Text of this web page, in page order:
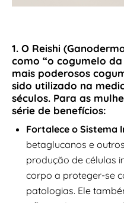
1. O Reishi
como “o cogumelo
mais poderosos
sido utilizado na
séculos. Para as
série de benefícios:
Fortalece o Sistema
betaglucanos e
produção de células
corpo a proteger-se
patologias. Ele